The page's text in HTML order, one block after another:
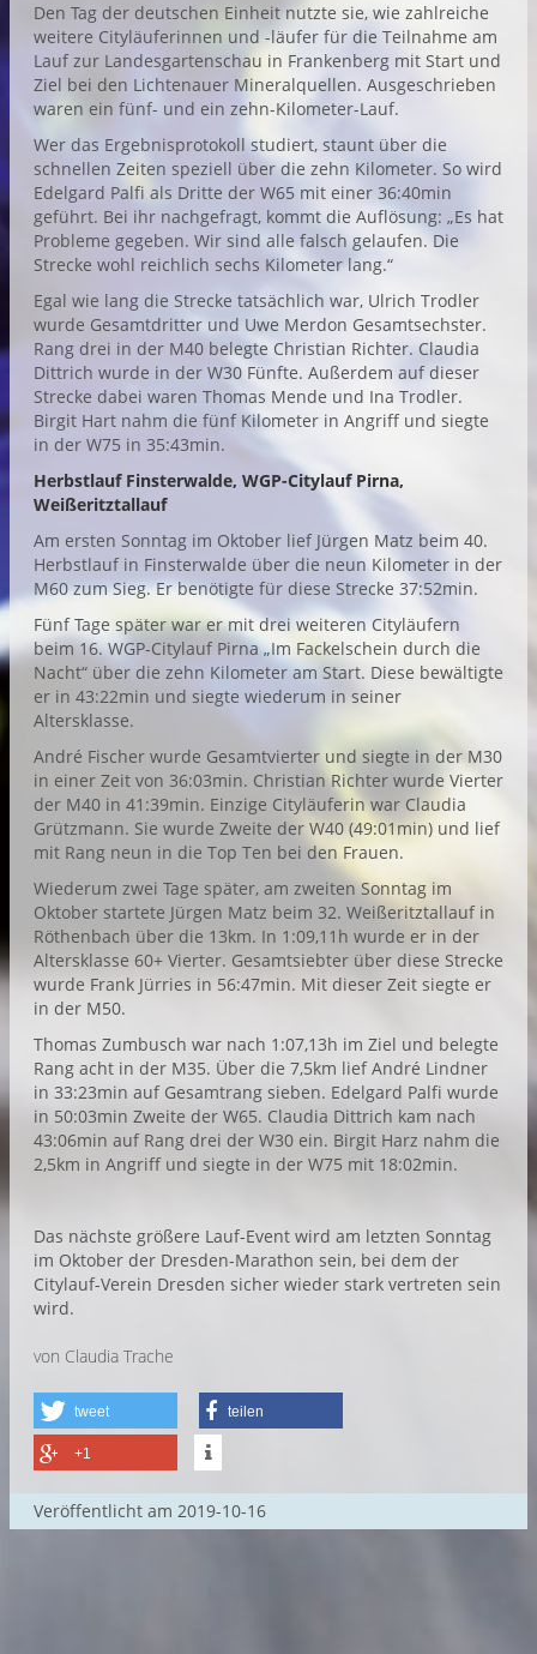
Den Tag der deutschen Einheit nutzte sie, wie zahlreiche
weitere Cityläuferinnen und -läufer für die Teilnahme am
Lauf zur Landesgartenschau in Frankenberg mit Start und
Ziel bei den Lichtenauer Mineralquellen. Ausgeschrieben
waren ein fünf- und ein zehn-Kilometer-Lauf.
Wer das Ergebnisprotokoll studiert, staunt über die
schnellen Zeiten speziell über die zehn Kilometer. So wird
Edelgard Palfi als Dritte der W65 mit einer 36:40min
geführt. Bei ihr nachgefragt, kommt die Auflösung: „Es hat
Probleme gegeben. Wir sind alle falsch gelaufen. Die
Strecke wohl reichlich sechs Kilometer lang.“
Egal wie lang die Strecke tatsächlich war, Ulrich Trodler
wurde Gesamtdritter und Uwe Merdon Gesamtsechster.
Rang drei in der M40 belegte Christian Richter. Claudia
Dittrich wurde in der W30 Fünfte. Außerdem auf dieser
Strecke dabei waren Thomas Mende und Ina Trodler.
Birgit Hart nahm die fünf Kilometer in Angriff und siegte
in der W75 in 35:43min.
Herbstlauf Finsterwalde, WGP-Citylauf Pirna,
Weißeritztallauf
Am ersten Sonntag im Oktober lief Jürgen Matz beim 40.
Herbstlauf in Finsterwalde über die neun Kilometer in der
M60 zum Sieg. Er benötigte für diese Strecke 37:52min.
Fünf Tage später war er mit drei weiteren Cityläufern
beim 16. WGP-Citylauf Pirna „Im Fackelschein durch die
Nacht“ über die zehn Kilometer am Start. Diese bewältigte
er in 43:22min und siegte wiederum in seiner
Altersklasse.
André Fischer wurde Gesamtvierter und siegte in der M30
in einer Zeit von 36:03min. Christian Richter wurde Vierter
der M40 in 41:39min. Einzige Cityläuferin war Claudia
Grützmann. Sie wurde Zweite der W40 (49:01min) und lief
mit Rang neun in die Top Ten bei den Frauen.
Wiederum zwei Tage später, am zweiten Sonntag im
Oktober startete Jürgen Matz beim 32. Weißeritztallauf in
Röthenbach über die 13km. In 1:09,11h wurde er in der
Altersklasse 60+ Vierter. Gesamtsiebter über diese Strecke
wurde Frank Jürries in 56:47min. Mit dieser Zeit siegte er
in der M50.
Thomas Zumbusch war nach 1:07,13h im Ziel und belegte
Rang acht in der M35. Über die 7,5km lief André Lindner
in 33:23min auf Gesamtrang sieben. Edelgard Palfi wurde
in 50:03min Zweite der W65. Claudia Dittrich kam nach
43:06min auf Rang drei der W30 ein. Birgit Harz nahm die
2,5km in Angriff und siegte in der W75 mit 18:02min.
Das nächste größere Lauf-Event wird am letzten Sonntag
im Oktober der Dresden-Marathon sein, bei dem der
Citylauf-Verein Dresden sicher wieder stark vertreten sein
wird.
von Claudia Trache
tweet teilen
+1
Veröffentlicht am 2019-10-16